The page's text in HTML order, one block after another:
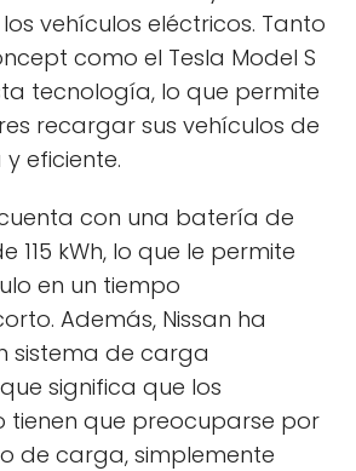
vehículos eléctricos. Tanto
como el Tesla Model S
tecnología, lo que permite
recargar sus vehículos de
eficiente.
con una batería de
kWh, lo que le permite
en un tiempo
Además, Nissan ha
sistema de carga
significa que los
tienen que preocuparse por
de carga, simplemente